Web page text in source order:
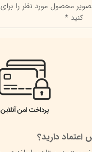
محصول مورد نظر را برای
کنید *
دارید؟